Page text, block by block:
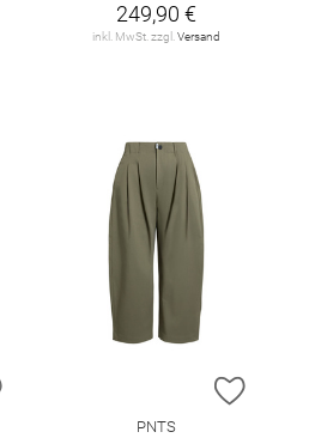
249,90 €
inkl. MwSt. zzgl. Versand
ZUR WUNSCHLISTE HINZUFÜGEN
ZUR
PNTS